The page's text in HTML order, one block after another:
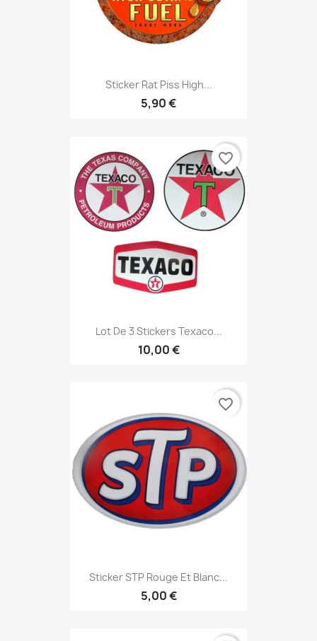
Sticker Rat Piss High...
5,90 €
Lot De 3 Stickers Texaco...
10,00 €
favorite_border
Sticker STP Rouge Et Blanc...
5,00 €
favorite_border